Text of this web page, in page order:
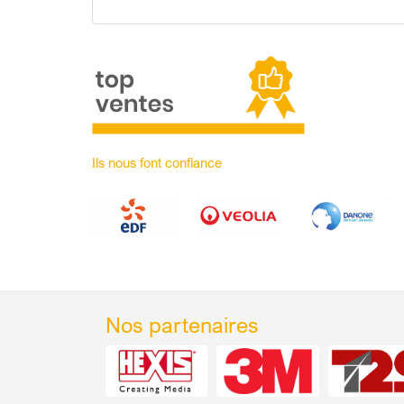
Ils nous font confiance
Nos partenaires